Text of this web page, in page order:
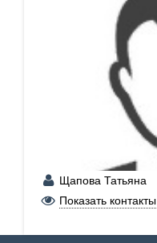
Щапова Татьяна
+7 (902) 265-64-63
Показать контакты